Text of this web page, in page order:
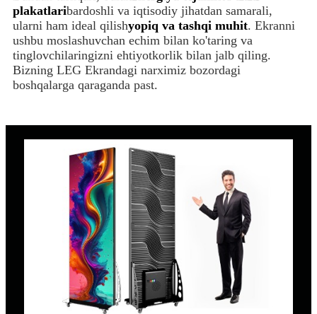
plakatlaribardoshli va iqtisodiy jihatdan samarali,
ularni ham ideal qilishyopiq va tashqi muhit. Ekranni
ushbu moslashuvchan echim bilan ko'taring va
tinglovchilaringizni ehtiyotkorlik bilan jalb qiling.
Bizning LEG Ekrandagi narximiz bozordagi
boshqalarga qaraganda past.